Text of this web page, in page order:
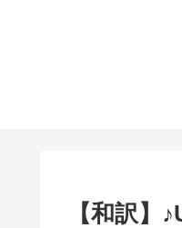
【和訳